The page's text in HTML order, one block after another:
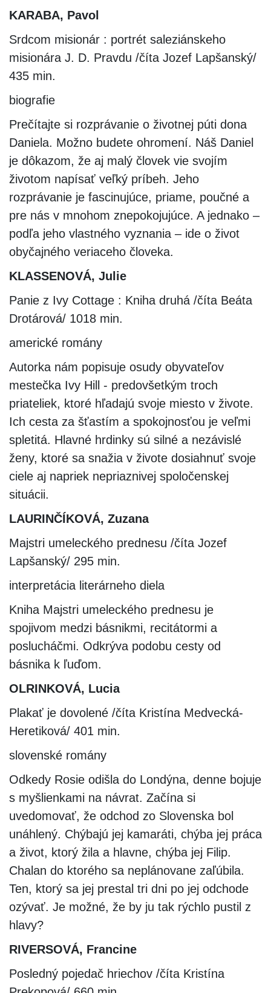
KARABA, Pavol
Srdcom misionár : portrét saleziánskeho
misionára J. D. Pravdu /číta Jozef Lapšanský/
435 min.
biografie
Prečítajte si rozprávanie o životnej púti dona
Daniela. Možno budete ohromení. Náš Daniel
je dôkazom, že aj malý človek vie svojím
životom napísať veľký príbeh. Jeho
rozprávanie je fascinujúce, priame, poučné a
pre nás v mnohom znepokojujúce. A jednako –
podľa jeho vlastného vyznania – ide o život
obyčajného veriaceho človeka.
KLASSENOVÁ, Julie
Panie z Ivy Cottage : Kniha druhá /číta Beáta
Drotárová/ 1018 min.
americké romány
Autorka nám popisuje osudy obyvateľov
mestečka Ivy Hill - predovšetkým troch
priateliek, ktoré hľadajú svoje miesto v živote.
Ich cesta za šťastím a spokojnosťou je veľmi
spletitá. Hlavné hrdinky sú silné a nezávislé
ženy, ktoré sa snažia v živote dosiahnuť svoje
ciele aj napriek nepriaznivej spoločenskej
situácii.
LAURINČÍKOVÁ, Zuzana
Majstri umeleckého prednesu /číta Jozef
Lapšanský/ 295 min.
interpretácia literárneho diela
Kniha Majstri umeleckého prednesu je
spojivom medzi básnikmi, recitátormi a
poslucháčmi. Odkrýva podobu cesty od
básnika k ľuďom.
OLRINKOVÁ, Lucia
Plakať je dovolené /číta Kristína Medvecká-
Heretiková/ 401 min.
slovenské romány
Odkedy Rosie odišla do Londýna, denne bojuje
s myšlienkami na návrat. Začína si
uvedomovať, že odchod zo Slovenska bol
unáhlený. Chýbajú jej kamaráti, chýba jej práca
a život, ktorý žila a hlavne, chýba jej Filip.
Chalan do ktorého sa neplánovane zaľúbila.
Ten, ktorý sa jej prestal tri dni po jej odchode
ozývať. Je možné, že by ju tak rýchlo pustil z
hlavy?
RIVERSOVÁ, Francine
Posledný pojedač hriechov /číta Kristína